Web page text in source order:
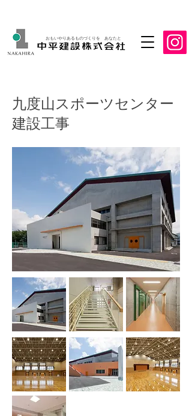
おもいやりあるものづくりを あなたと
九度山スポーツセンター
建設工事